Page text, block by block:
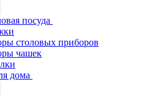
посуда
столовых приборов
чашек
дома